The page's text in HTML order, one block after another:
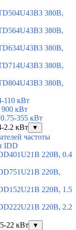
380В,
380В,
380В,
380В,
380В,
кВт
кВт
355 кВт
2.2 кВт
▼
частоты
IDD
220В, 0.4
220В,
220В, 1.5
220В, 2.2
22 кВт
▼